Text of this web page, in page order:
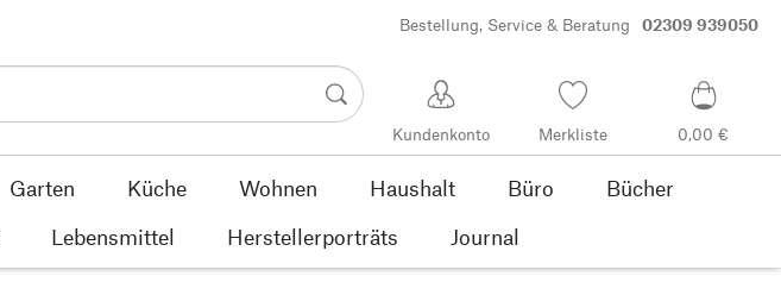
Bestellung, Service & Beratung 02309 939050
Kundenkonto Merkliste 0,00 €
Garten Küche Wohnen Haushalt Büro
Bücher
Lebensmittel Herstellerporträts Journal